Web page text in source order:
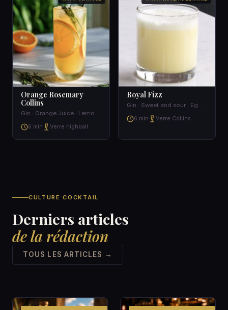
Orange Rosemary
Collins
Gin · Orange Juice · Lemon Juice · Rosemary Syrup
6 min
Verre highball
Royal Fizz
Gin · Sweet and sour · Egg · Coca-Cola
6 min
Verre Collins
CULTURE COCKTAIL
Derniers articles
de la rédaction
TOUS LES ARTICLES →